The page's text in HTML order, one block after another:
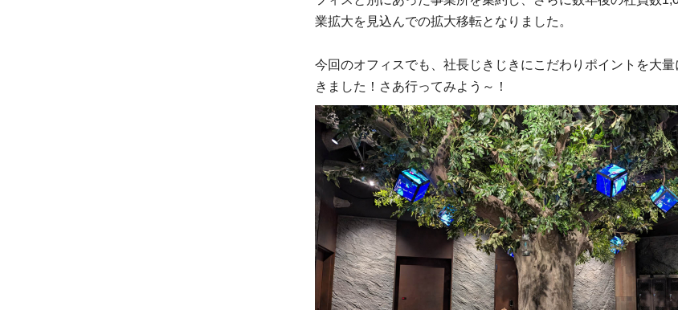
業拡大を見込んでの拡大移転となりました。
今回のオフィスでも、社長じきじきにこだわりポイントを大
きました！さあ行ってみよう～！